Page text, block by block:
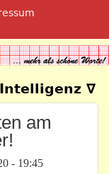
∇
am
- 19:45